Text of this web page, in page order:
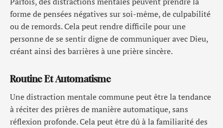
forme de pensées négatives sur soi-même, de culpabilité
ou de remords. Cela peut rendre difficile pour une
personne de se sentir digne de communiquer avec Dieu,
créant ainsi des barrières à une prière sincère.
Routine Et Automatisme
Une distraction mentale commune peut être la tendance
à réciter des prières de manière automatique, sans
réflexion profonde. Cela peut être dû à la familiarité des